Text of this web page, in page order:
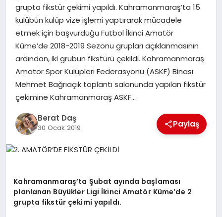
BİZE ULAŞIN
GÖKSUN
TÜRKOĞLU
KÜNYE
grupta fikstür çekimi yapıldı. Kahramanmaraş’ta 15
kulübün kulüp vize işlemi yaptırarak mücadele
etmek için başvurduğu Futbol İkinci Amatör
Küme’de 2018-2019 Sezonu grupları açıklanmasının
ardından, iki grubun fikstürü çekildi. Kahramanmaraş
Amatör Spor Kulüpleri Federasyonu (ASKF) Binası
Mehmet Bağrıaçık toplantı salonunda yapılan fikstür
çekimine Kahramanmaraş ASKF…
Berat Daş
30 Ocak 2019 Paylaş
Kahramanmaraş’ta Şubat ayında başlaması
planlanan Büyükler Ligi İkinci Amatör Küme’de 2
grupta fikstür çekimi yapıldı.